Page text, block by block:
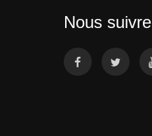
Nous suivre